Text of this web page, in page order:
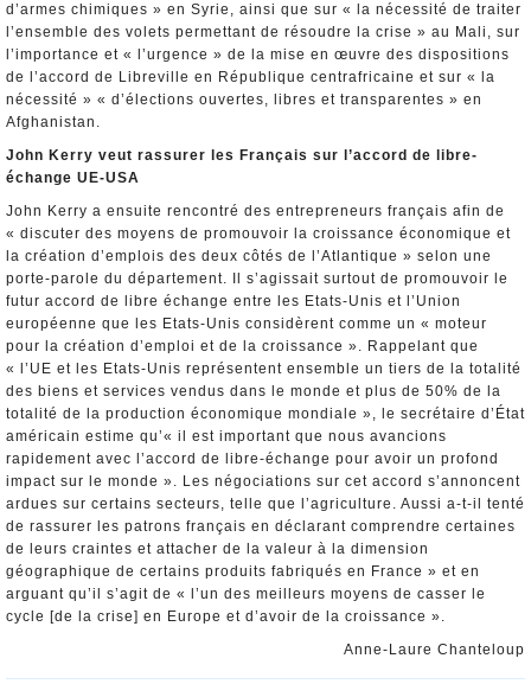
d’armes chimiques » en Syrie, ainsi que sur « la nécessité de traiter
l’ensemble des volets permettant de résoudre la crise » au Mali, sur
l’importance et « l’urgence » de la mise en œuvre des dispositions
de l’accord de Libreville en République centrafricaine et sur « la
nécessité » « d’élections ouvertes, libres et transparentes » en
Afghanistan.
John Kerry veut rassurer les Français sur l’accord de libre-
échange UE-USA
John Kerry a ensuite rencontré des entrepreneurs français afin de
« discuter des moyens de promouvoir la croissance économique et
la création d’emplois des deux côtés de l’Atlantique » selon une
porte-parole du département. Il s’agissait surtout de promouvoir le
futur accord de libre échange entre les Etats-Unis et l’Union
européenne que les Etats-Unis considèrent comme un « moteur
pour la création d’emploi et de la croissance ». Rappelant que
« l’UE et les Etats-Unis représentent ensemble un tiers de la totalité
des biens et services vendus dans le monde et plus de 50% de la
totalité de la production économique mondiale », le secrétaire d’État
américain estime qu’« il est important que nous avancions
rapidement avec l’accord de libre-échange pour avoir un profond
impact sur le monde ». Les négociations sur cet accord s’annoncent
ardues sur certains secteurs, telle que l’agriculture. Aussi a-t-il tenté
de rassurer les patrons français en déclarant comprendre certaines
de leurs craintes et attacher de la valeur à la dimension
géographique de certains produits fabriqués en France » et en
arguant qu’il s’agit de « l’un des meilleurs moyens de casser le
cycle [de la crise] en Europe et d’avoir de la croissance ».
Anne-Laure Chanteloup